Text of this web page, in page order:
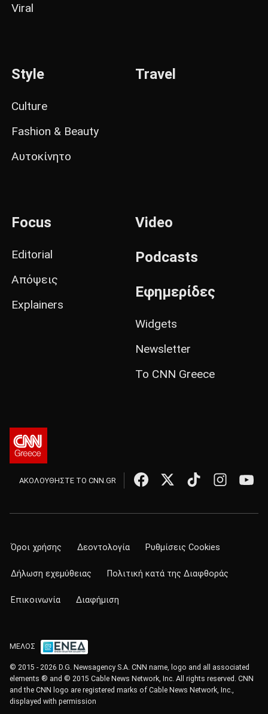
Viral
Style
Culture
Fashion & Beauty
Αυτοκίνητο
Travel
Focus
Editorial
Απόψεις
Explainers
Video
Podcasts
Εφημερίδες
Widgets
Newsletter
Το CNN Greece
ΑΚΟΛΟΥΘΗΣΤΕ ΤΟ CNN.GR
Όροι χρήσης Δεοντολογία Ρυθμίσεις Cookies
Δήλωση εχεμύθειας Πολιτική κατά της Διαφθοράς
Επικοινωνία Διαφήμιση
ΜΕΛΟΣ
© 2015 - 2026 D.G. Newsagency S.A. CNN name, logo and all associated
elements ® and © 2015 Cable News Network, Inc. All rights reserved. CNN
and the CNN logo are registered marks of Cable News Network, Inc.,
displayed with permission